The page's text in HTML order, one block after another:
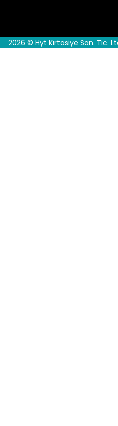
2026 © Hyt Kırtasiye San. Tic.